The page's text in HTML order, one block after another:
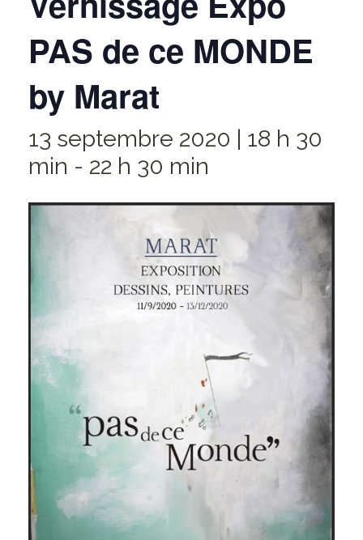
PAS de ce MONDE
by Marat
13 septembre 2020 | 18 h 30
min - 22 h 30 min